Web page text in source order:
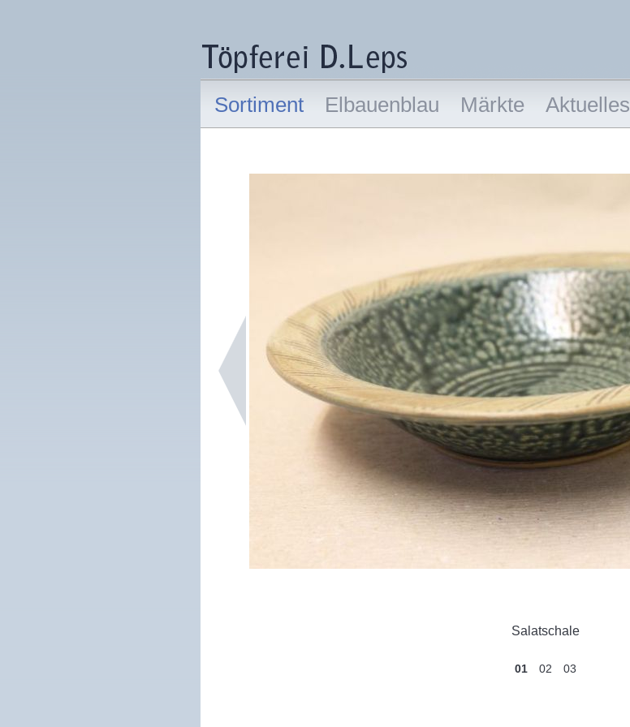
Sortiment Elbauenblau Märkte Aktuelles
Salatschale
01 02 03